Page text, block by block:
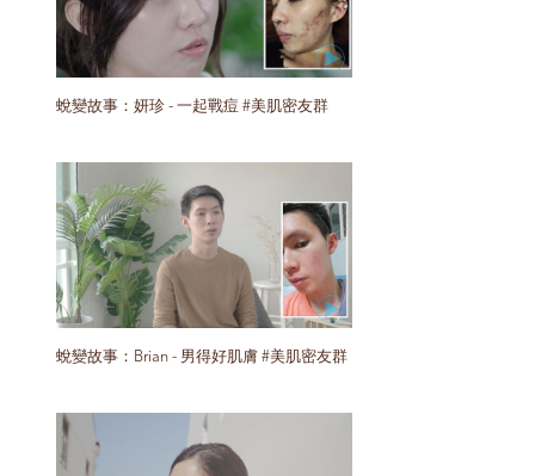
蛻變故事：妍珍 - 一起戰痘 #美肌密友群
蛻變故事：Brian - 男得好肌膚 #美肌密友群